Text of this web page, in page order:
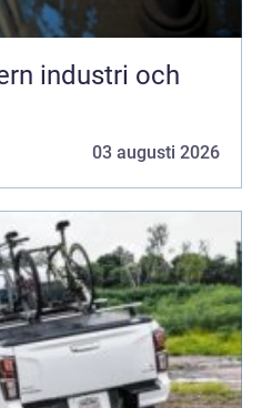
industri och
03 augusti 2026